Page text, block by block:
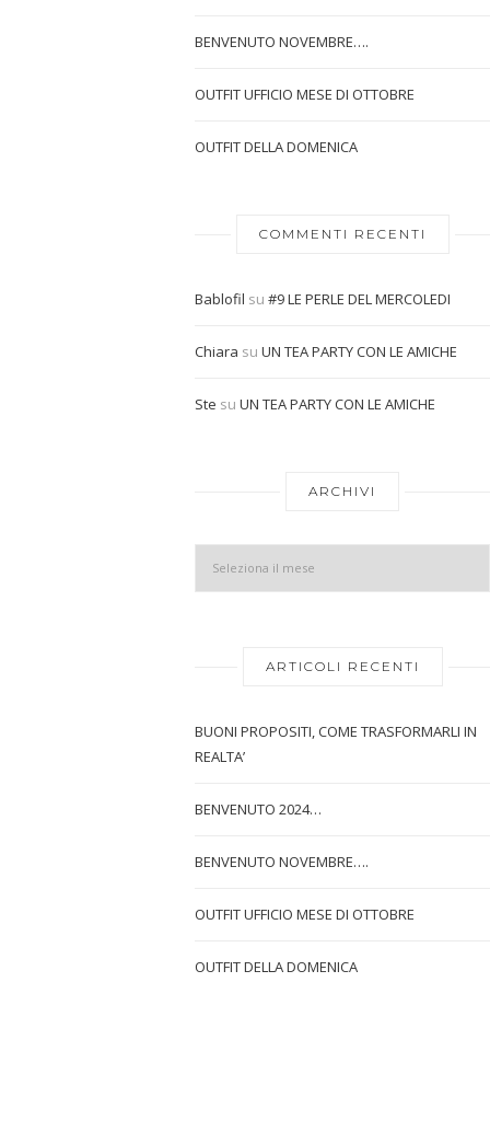
BENVENUTO NOVEMBRE….
OUTFIT UFFICIO MESE DI OTTOBRE
OUTFIT DELLA DOMENICA
COMMENTI RECENTI
Bablofil su #9 LE PERLE DEL MERCOLEDI
Chiara su UN TEA PARTY CON LE AMICHE
Ste su UN TEA PARTY CON LE AMICHE
ARCHIVI
ARTICOLI RECENTI
BUONI PROPOSITI, COME TRASFORMARLI IN
REALTA’
BENVENUTO 2024…
BENVENUTO NOVEMBRE….
OUTFIT UFFICIO MESE DI OTTOBRE
OUTFIT DELLA DOMENICA